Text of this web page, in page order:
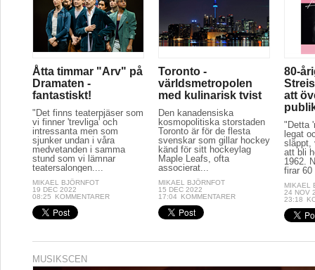
Åtta timmar "Arv" på
Dramaten -
fantastiskt!
"Det finns teaterpjäser som
vi finner 'trevliga' och
intressanta men som
sjunker undan i våra
medvetanden i samma
stund som vi lämnar
teatersalongen....
MIKAEL BJÖRNFOT
19 DEC 2022
08:25
KOMMENTARER
Toronto -
världsmetropolen
med kulinarisk tvist
Den kanadensiska
kosmopolitiska storstaden
Toronto är för de flesta
svenskar som gillar hockey
känd för sitt hockeylag
Maple Leafs, ofta
associerat...
MIKAEL BJÖRNFOT
15 DEC 2022
17:04
KOMMENTARER
80-
att
"Detta
legat
släppt,
att bli
1962.
firar 60
MIKAEL
24 NOV
23:18
MUSIKSCEN